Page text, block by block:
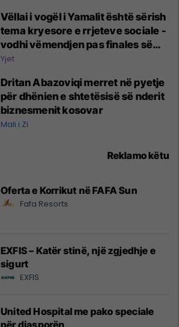
Vëllai i vogël i Yamalit është sërish
tema kryesore e rrjeteve sociale -
vodhi vëmendjen pas finales së
Kupës së Botës
Yjet
Dritan Abazoviqi merret në pyetje
për dhënien e shtetësisë së nderit
biznesmenit kosovar
Mali i Zi
Reklamo këtu
Oferta e Korrikut në FAFA Sun
Fafa Resorts
EXFIS – Katër stinë, një zgjedhje e
sigurt
EXFIS
United Hospital me pako speciale